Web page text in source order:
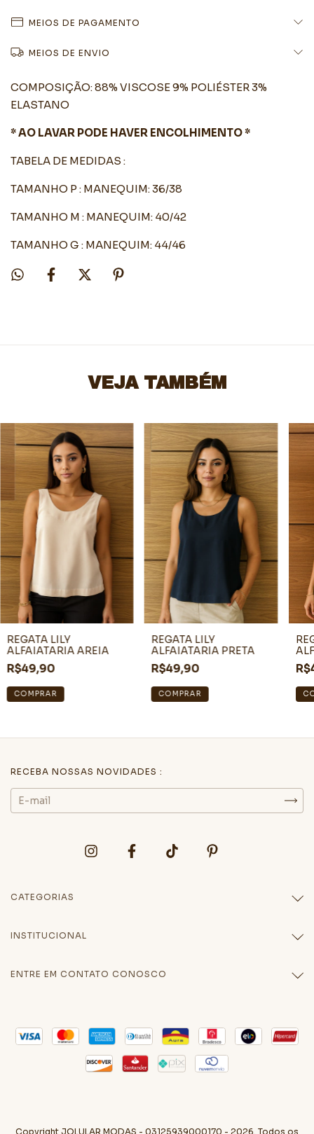
MEIOS DE PAGAMENTO
MEIOS DE ENVIO
COMPOSIÇÃO: 88% VISCOSE 9% POLIÉSTER 3%
ELASTANO
* AO LAVAR PODE HAVER ENCOLHIMENTO *
TABELA DE MEDIDAS :
TAMANHO P : MANEQUIM: 36/38
TAMANHO M : MANEQUIM: 40/42
TAMANHO G : MANEQUIM: 44/46
VEJA TAMBÉM
REGATA LILY
ALFAIATARIA AREIA
R$49,90
COMPRAR
REGATA LILY
ALFAIATARIA PRETA
R$49,90
COMPRAR
RECEBA NOSSAS NOVIDADES :
CATEGORIAS
INSTITUCIONAL
ENTRE EM CONTATO CONOSCO
Copyright JOLULAR MODAS - 03125939000170 - 2026. Todos os